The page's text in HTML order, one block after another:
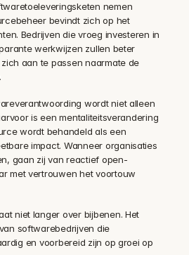
nemen
bevindt zich op het
Bedrijven die vroeg investeren in
werkwijzen zullen beter
aan te passen naarmate de
wordt niet alleen
is een mentaliteitsverandering
wordt behandeld als een
impact. Wanneer organisaties
gaan zij van reactief open-
met vertrouwen het voortouw
niet langer over bijbenen. Het
softwarebedrijven die
en voorbereid zijn op groei op